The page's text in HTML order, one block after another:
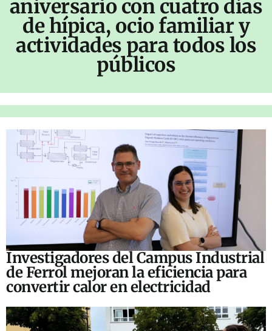
aniversario con cuatro días
de hípica, ocio familiar y
actividades para todos los
públicos
Investigadores del Campus Industrial
de Ferrol mejoran la eficiencia para
convertir calor en electricidad